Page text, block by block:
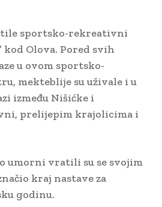
sportsko-rekreativni
Olova. Pored svih
u ovom sportsko-
mekteblije su uživale i u
između Nišićke i
prelijepim krajolicima i
umorni vratili su se svojim
kraj nastave za
godinu.